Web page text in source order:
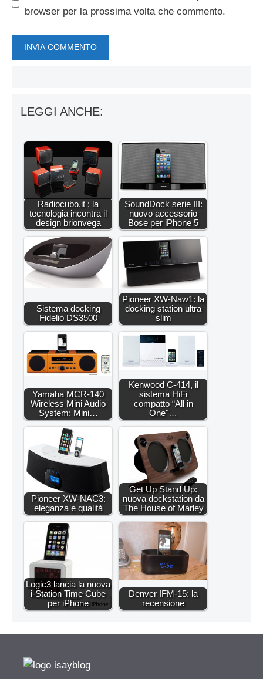
browser per la prossima volta che commento.
LEGGI ANCHE:
Radiocubo.it : la
tecnologia incontra il
design brionvega
SoundDock serie III:
nuovo accessorio
Bose per iPhone 5
Sistema docking
Fidelio DS3500
Pioneer XW-Naw1: la
docking station ultra
slim
Yamaha MCR-140
Wireless Mini Audio
System: Mini…
Kenwood C-414, il
sistema HiFi
compatto “All in
One"…
Pioneer XW-NAC3:
eleganza e qualità
Get Up Stand Up:
nuova dockstation da
The House of Marley
Logic3 lancia la nuova
i-Station Time Cube
per iPhone
Denver IFM-15: la
recensione